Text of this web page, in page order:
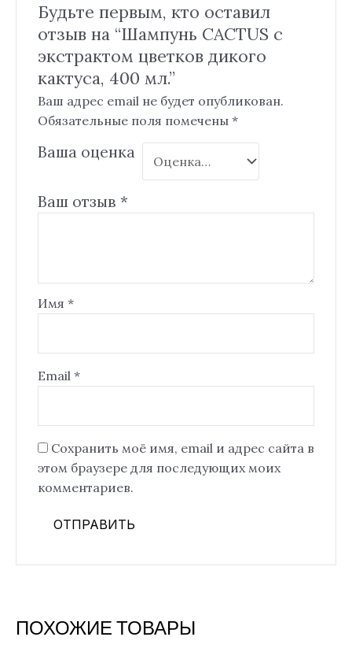
Будьте первым, кто оставил
отзыв на “Шампунь CACTUS с
экстрактом цветков дикого
кактуса, 400 мл.”
Ваш адрес email не будет опубликован.
Обязательные поля помечены *
Ваша оценка
Ваш отзыв *
Имя *
Email *
Сохранить моё имя, email и адрес сайта в
этом браузере для последующих моих
комментариев.
ПОХОЖИЕ ТОВАРЫ